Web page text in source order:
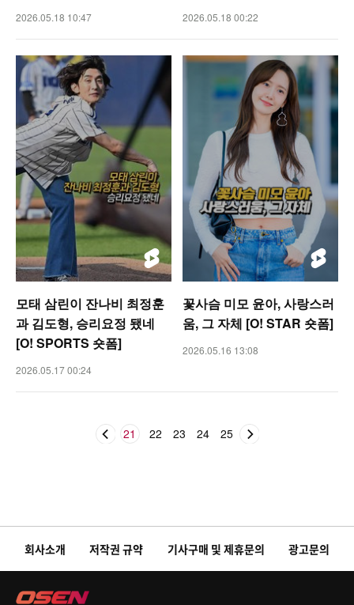
2026.05.18 10:47 2026.05.18 00:22
모태 삼린이 잔나비 최정훈
과 김도형, 승리요정 됐네
[O! SPORTS 숏폼]
2026.05.17 00:24
꽃사슴 미모 윤아, 사랑스러
움, 그 자체 [O! STAR 숏폼]
2026.05.16 13:08
21 22 23 24 25
회사소개 저작권 규약 기사구매 및 제휴문의 광고문의